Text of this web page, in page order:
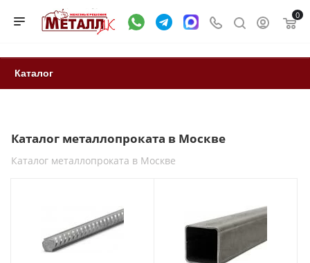
0
Каталог
Каталог металлопроката в Москве
Каталог металлопроката в Москве